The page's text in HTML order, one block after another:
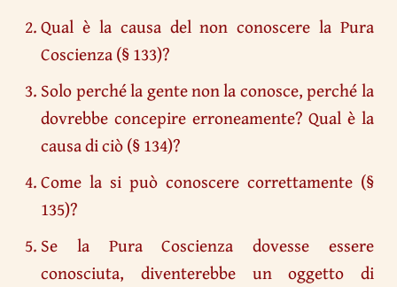
Qual è la causa del non conoscere la Pura
Coscienza (§ 133)?
Solo perché la gente non la conosce, perché la
dovrebbe concepire erroneamente? Qual è la
causa di ciò (§ 134)?
Come la si può conoscere correttamente (§
135)?
Se la Pura Coscienza dovesse essere
conosciuta, diventerebbe un oggetto di